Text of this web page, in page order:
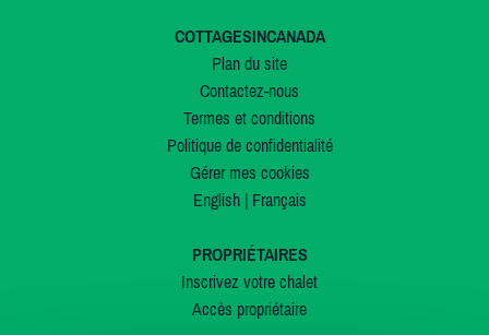
COTTAGESINCANADA
Plan du site
Contactez-nous
Termes et conditions
Politique de confidentialité
Gérer mes cookies
English| Français
PROPRIÉTAIRES
Inscrivez votre chalet
Accès propriétaire